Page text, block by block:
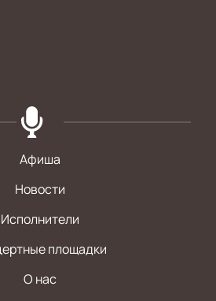
Афиша
Новости
Исполнители
площадки
О нас